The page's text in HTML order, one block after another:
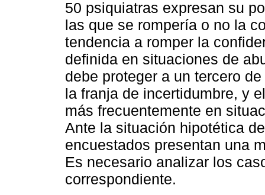
50 psiquiatras expresan su
las que se rompería o no la
tendencia a romper la
definida en situaciones de
debe proteger a un tercero
la franja de incertidumbre, y
más frecuentemente en
Ante la situación hipotética
encuestados presentan una
Es necesario analizar los
correspondiente.